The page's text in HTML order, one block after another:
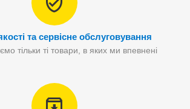
та сервісне обслуговування
тільки ті товари, в яких ми впевнені